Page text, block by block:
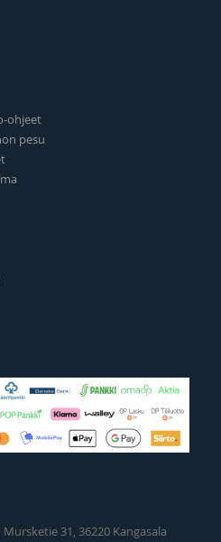
ohjeet
pesu
31, 36220 Kangasala